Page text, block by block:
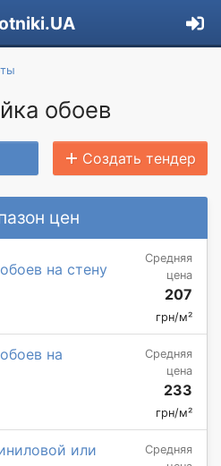
обоев
Создать тендер
цен
на стену
Средняя
цена
207
грн/м²
на
Средняя
цена
233
грн/м²
или
Средняя